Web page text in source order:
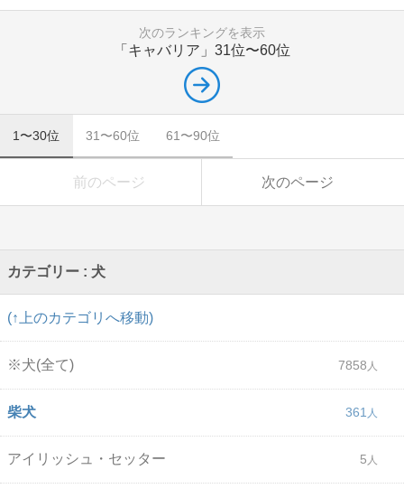
次のランキングを表示
「キャバリア」 31位〜60位
1〜30位 31〜60位 61〜90位
前のページ 次のページ
カテゴリー : 犬
(↑上のカテゴリへ移動)
※犬(全て) 7858
柴犬 361
アイリッシュ・セッター 5